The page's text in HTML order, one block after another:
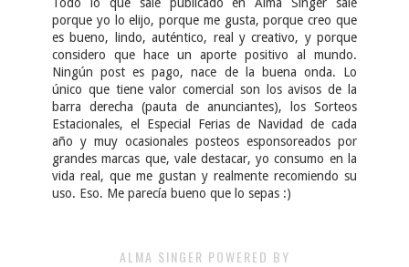
porque yo lo elijo, porque me gusta, porque creo que
es bueno, lindo, auténtico, real y creativo, y porque
considero que hace un aporte positivo al mundo.
Ningún post es pago, nace de la buena onda. Lo
único que tiene valor comercial son los avisos de la
barra derecha (pauta de anunciantes), los Sorteos
Estacionales, el Especial Ferias de Navidad de cada
año y muy ocasionales posteos esponsoreados por
grandes marcas que, vale destacar, yo consumo en la
vida real, que me gustan y realmente recomiendo su
uso. Eso. Me parecía bueno que lo sepas :)
ALMA SINGER POWERED BY